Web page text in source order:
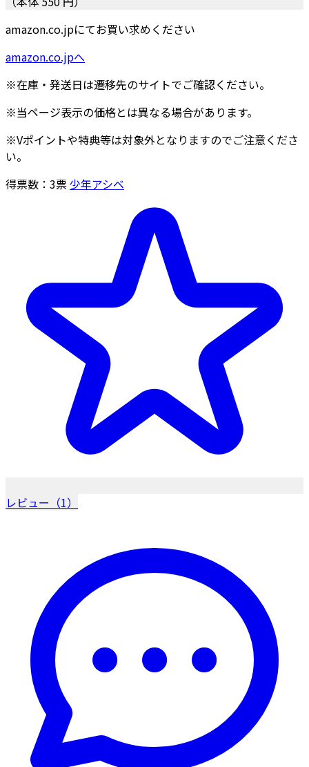
amazon.co.jpにてお買い求めください
amazon.co.jpへ
※在庫・発送日は遷移先のサイトでご確認ください。
※当ページ表示の価格とは異なる場合があります。
※Vポイントや特典等は対象外となりますのでご注意くださ
い。
得票数： 3票少年アシベ
レビュー（1）